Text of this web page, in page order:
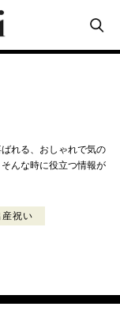
れる、おしゃれで気の
んな時に役立つ情報が
産祝い